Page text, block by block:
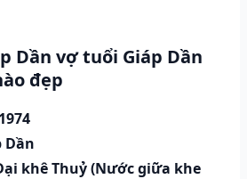
Dần vợ tuổi Giáp Dần
đẹp
Dần
khê Thuỷ (Nước giữa khe